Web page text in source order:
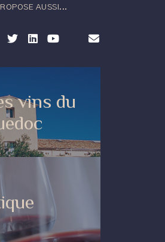
AUSSI...
vins du